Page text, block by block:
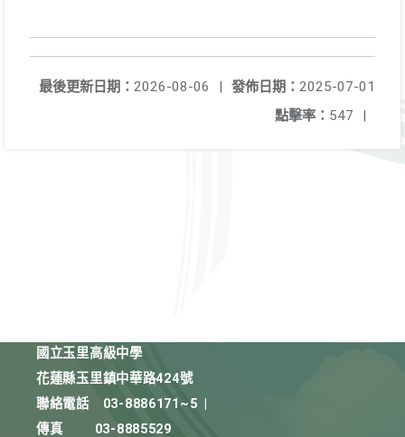
發佈日期： 2025-07-01
最後更新日期： 2026-08-06
|
點擊率： 547 |
國立玉里高級中學
花蓮縣玉里鎮中華路424號
聯絡電話
03-8886171~5
傳真
03-8885529